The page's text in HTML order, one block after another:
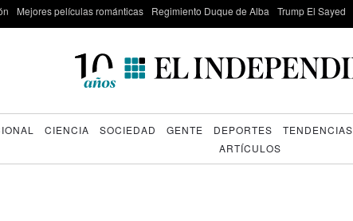
Mejores películas románticas Regimiento Duque de Alba Trump El Sayed
CIENCIA SOCIEDAD GENTE DEPORTES TENDENCIAS
ARTÍCULOS